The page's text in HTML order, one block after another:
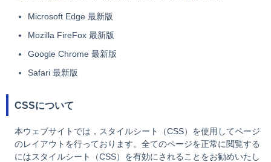
Microsoft Edge 最新版
Mozilla FireFox 最新版
Google Chrome 最新版
Safari 最新版
CSSについて
本ウェブサイトでは，スタイルシート（CSS）を使用してページ
のレイアウトを行っております。全てのページを正常に閲覧する
にはスタイルシート（CSS）を有効にされることをお勧めいたし